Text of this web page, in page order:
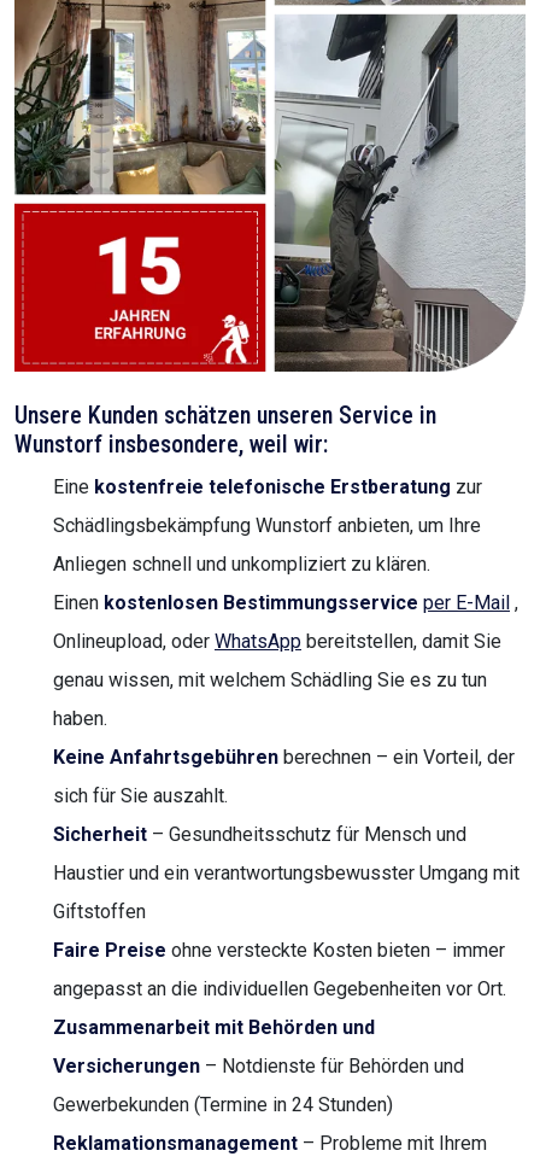
Unsere Kunden schätzen unseren Service in
Wunstorf insbesondere, weil wir:
Eine kostenfreie telefonische Erstberatung zur
Schädlingsbekämpfung Wunstorf anbieten, um Ihre
Anliegen schnell und unkompliziert zu klären.
Einen kostenlosen Bestimmungsservice per E-Mail ,
Onlineupload, oder WhatsApp bereitstellen, damit Sie
genau wissen, mit welchem Schädling Sie es zu tun
haben.
Keine Anfahrtsgebühren berechnen – ein Vorteil, der
sich für Sie auszahlt.
Sicherheit – Gesundheitsschutz für Mensch und
Haustier und ein verantwortungsbewusster Umgang mit
Giftstoffen
Faire Preise ohne versteckte Kosten bieten – immer
angepasst an die individuellen Gegebenheiten vor Ort.
Zusammenarbeit mit Behörden und
Versicherungen – Notdienste für Behörden und
Gewerbekunden (Termine in 24 Stunden)
Reklamationsmanagement – Probleme mit Ihrem